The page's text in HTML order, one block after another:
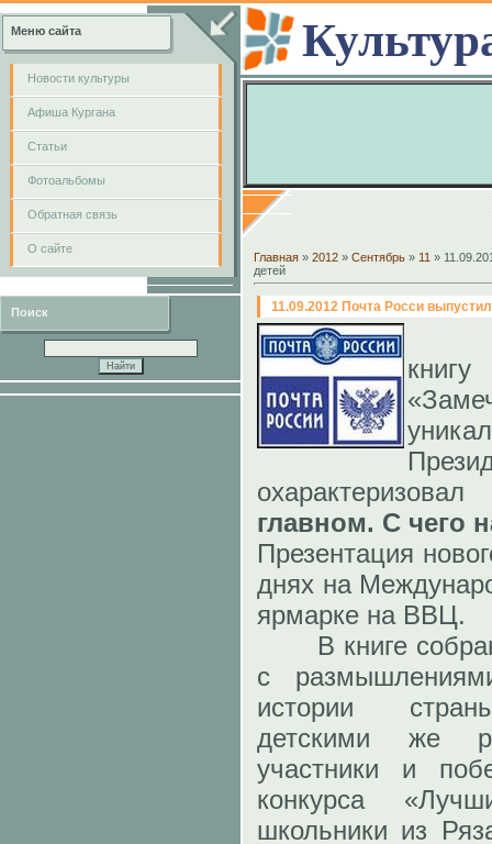
Меню сайта
Новости культуры
Афиша Кургана
Cтатьи
Фотоальбомы
Обратная связь
О сайте
Поиск
Главная » 2012 » Сентябрь » 11 »
детей
11.09.2012 Почта Росси
главном. С чего
Презентация
днях на
ярмарке на ВВЦ.
В книге
с
истории
детскими же
участники и
конкурса
школьники из